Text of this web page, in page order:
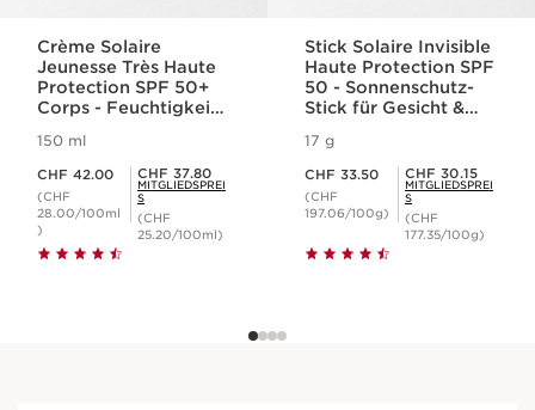
Crème Solaire
Jeunesse Très Haute
Protection SPF 50+
Corps - Feuchtigkeit
Sonnenschutz-Creme
für den Körper SPF
50+
150 ml
CHF 42.00
(CHF
28.00/100ml
)
Mitgliederpreis CHF 37.80
CHF 37.80
MITGLIEDSPREI
S
(CHF
25.20/100ml)
Stick Solaire Invisible
Haute Protection SPF
50 - Sonnenschutz-
Stick für Gesicht &
SPF 50
17 g
CHF 33.50
(CHF
197.06/100g)
Mitgliederpreis CHF 30.15
CHF 30.15
MITGLIEDSPREI
S
(CHF
177.35/100g)